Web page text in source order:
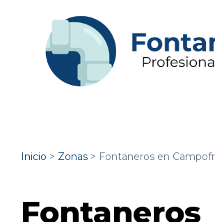
Inicio > Zonas > Fontaneros en
Fontaneros